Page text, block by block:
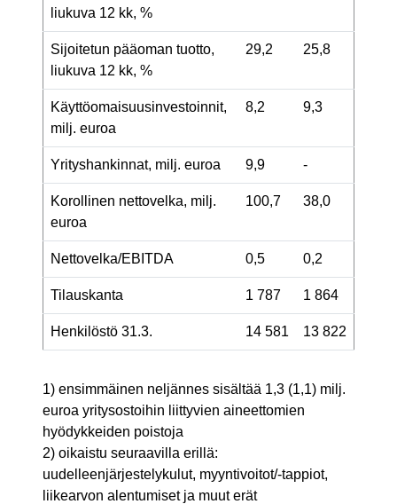
liukuva 12 kk, %
Sijoitetun pääoman tuotto,
liukuva 12 kk, %
29,2 25,8
Käyttöomaisuusinvestoinnit,
milj. euroa
8,2 9,3
Yrityshankinnat, milj. euroa 9,9 -
Korollinen nettovelka, milj.
euroa
100,7 38,0
Nettovelka/EBITDA 0,5 0,2
Tilauskanta 1 787 1 864
Henkilöstö 31.3. 14 581 13 822
1) ensimmäinen neljännes sisältää 1,3 (1,1) milj.
euroa yritysostoihin liittyvien aineettomien
hyödykkeiden poistoja
2) oikaistu seuraavilla erillä:
uudelleenjärjestelykulut, myyntivoitot/-tappiot,
liikearvon alentumiset ja muut erät